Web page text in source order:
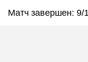
Матч завершен: 9/